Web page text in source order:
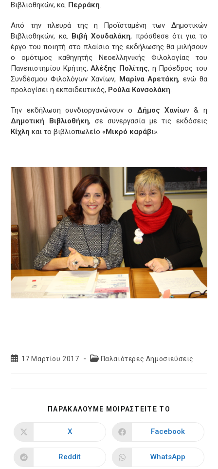
Βιβλιοθηκών, κα. Περράκη.
Από την πλευρά της η Προϊσταμένη των Δημοτικών
Βιβλιοθηκών, κα. Βιβή Χουδαλάκη, πρόσθεσε ότι για το
έργο του ποιητή στο πλαίσιο της εκδήλωσης θα μιλήσουν
ο ομότιμος καθηγητής Νεοελληνικής Φιλολογίας του
Πανεπιστημίου Κρήτης,Αλέξης Πολίτης, η Πρόεδρος του
Συνδέσμου Φιλολόγων Χανίων, Μαρίνα Αρετάκη, ενώ θα
προλογίσει η εκπαιδευτικός, Ρούλα Κονσολάκη.
Την εκδήλωση συνδιοργανώνουν ο Δήμος Χανίων & η
Δημοτική Βιβλιοθήκη, σε συνεργασία με τις εκδόσεις
Κίχλη και το βιβλιοπωλείο «Μικρό καράβι».
Post17 Μαρτίου 2017
PostΠαλαιότερες Δημοσιεύσεις
ΠΑΡΑΚΑΛΟΥΜΕ ΜΟΙΡΑΣΤΕΙΤΕ ΤΟ
CONTENT
Opens
new
window
X
Opens
new
window
Facebook
Opens
Reddit
Opens
WhatsApp